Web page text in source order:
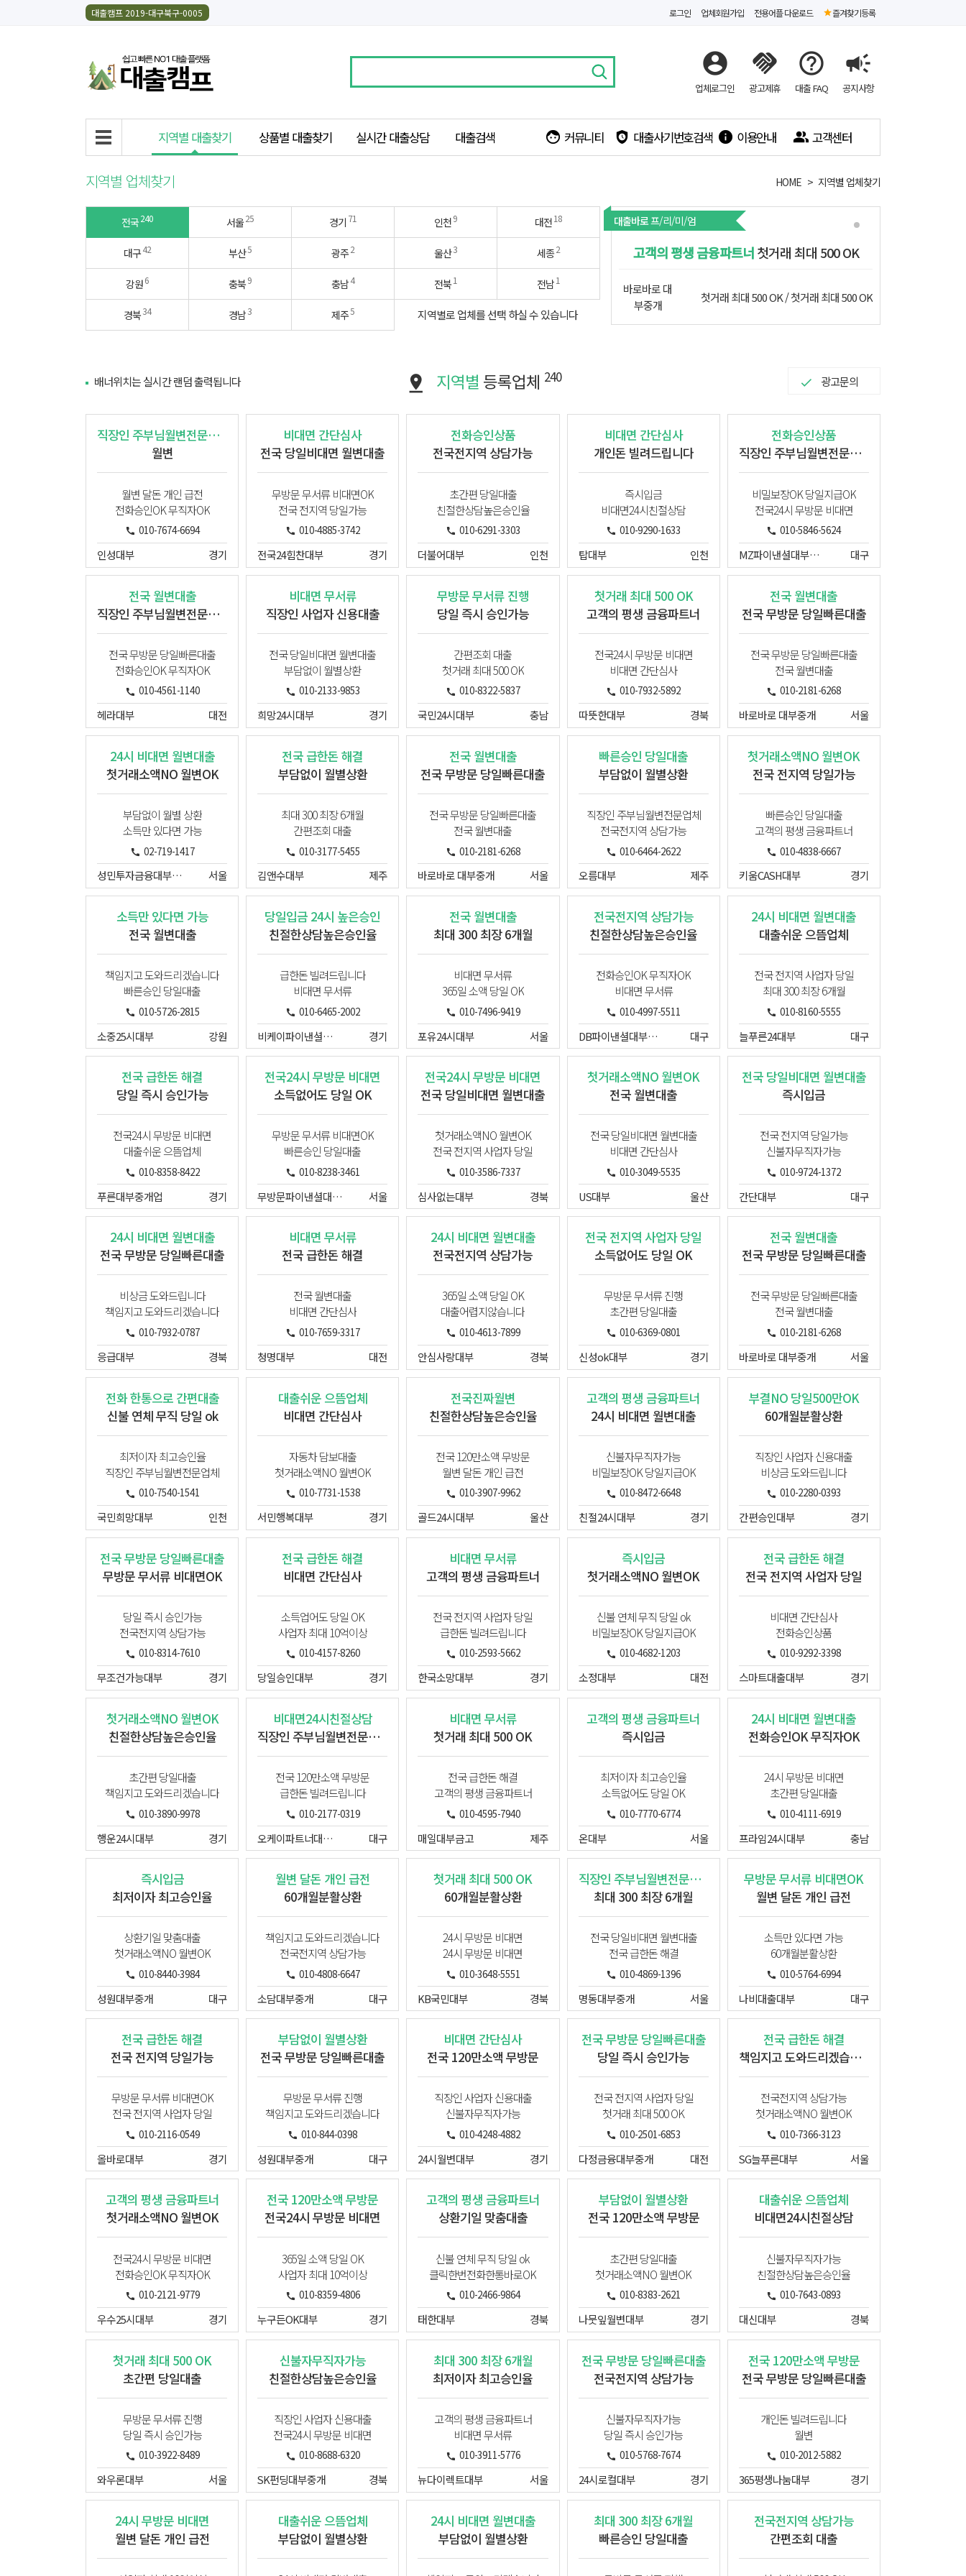
대출캠프 2019-대구북구-0005 로그인 업체회원가입 전용어플 다운로드 즐겨찾기등록
account_circle
업체로그인
handshake
광고제휴
help_outline
대출 FAQ
campaign
공지사항
지역별 대출찾기 상품별 대출찾기 실시간 대출상담 대출검색 face 커뮤니티 safety_check 대출사기번호검색 info 이용안내 people_alt 고객센터
지역별 업체찾기 HOME 지역별 업체찾기
전국240 서울25 경기 71 인천9 대전18
대구42 부산5 광주2 울산3 세종2
강원6 충북9 충남4 전북1 전남1
경북34 경남3 제주5 지역별로 업체를 선택 하실 수 있습니다
대출바로프/리/미/엄
고객의 평생 금융파트너 첫거래 최대 500 OK
바로바로 대
부중개
첫거래 최대 500 OK 첫거래 최대 500 OK
배너위치는 실시간 랜덤 출력됩니다 지역별 등록업체 240 광고문의
직장인 주부님월변전문업체
월변
월변 달돈 개인 급전
전화승인OK 무직자OK
010-7674-6694
인성대부 경기
비대면 간단심사
전국 당일비대면 월변대출
무방문 무서류 비대면OK
전국 전지역 당일가능
010-4885-3742
전국24힘찬대부 경기
전화승인상품
전국전지역 상담가능
초간편 당일대출
친절한상담높은승인율
010-6291-3303
더불어대부 인천
비대면 간단심사
개인돈 빌려드립니다
즉시입금
비대면24시친절상담
010-9290-1633
탑대부 인천
전화승인상품
직장인 주부님월변전문업체
비밀보장OK 당일지급OK
전국24시 무방문 비대면
010-5846-5624
MZ파이낸셜대부중개 대구
전국 월변대출
직장인 주부님월변전문업체
전국 무방문 당일빠른대출
전화승인OK 무직자OK
010-4561-1140
헤라대부 대전
비대면 무서류
직장인 사업자 신용대출
전국 당일비대면 월변대출
부담없이 월별상환
010-2133-9853
희망24시대부 경기
무방문 무서류 진행
당일 즉시 승인가능
간편조회 대출
첫거래 최대 500 OK
010-8322-5837
국민24시대부 충남
첫거래 최대 500 OK
고객의 평생 금융파트너
전국24시 무방문 비대면
비대면 간단심사
010-7932-5892
따뜻한대부 경북
전국 월변대출
전국 무방문 당일빠른대출
전국 무방문 당일빠른대출
전국 월변대출
010-2181-6268
바로바로 대부중개 서울
24시 비대면 월변대출
첫거래소액NO 월변OK
부담없이 월별 상환
소득만 있다면 가능
02-719-1417
성민투자금융대부주식회사 서울
전국 급한돈 해결
부담없이 월별상환
최대 300 최장 6개월
간편조회 대출
010-3177-5455
김앤수대부 제주
전국 월변대출
전국 무방문 당일빠른대출
전국 무방문 당일빠른대출
전국 월변대출
010-2181-6268
바로바로 대부중개 서울
빠른승인 당일대출
부담없이 월별상환
직장인 주부님월변전문업체
전국전지역 상담가능
010-6464-2622
오름대부 제주
첫거래소액NO 월변OK
전국 전지역 당일가능
빠른승인 당일대출
고객의 평생 금융파트너
010-4838-6667
키움CASH대부 경기
소득만 있다면 가능
전국 월변대출
책임지고 도와드리겠습니다
빠른승인 당일대출
010-5726-2815
소중25시대부 강원
당일입금 24시 높은승인
친절한상담높은승인율
급한돈 빌려드립니다
비대면 무서류
010-6465-2002
비케이파이낸셜대부 경기
전국 월변대출
최대 300 최장 6개월
비대면 무서류
365일 소액 당일 OK
010-7496-9419
포유24시대부 서울
전국전지역 상담가능
친절한상담높은승인율
전화승인OK 무직자OK
비대면 무서류
010-4997-5511
DB파이낸셜대부중개업 대구
24시 비대면 월변대출
대출쉬운 으뜸업체
전국 전지역 사업자 당일
최대 300 최장 6개월
010-8160-5555
늘푸른24대부 대구
전국 급한돈 해결
당일 즉시 승인가능
전국24시 무방문 비대면
대출쉬운 으뜸업체
010-8358-8422
푸른대부중개업 경기
전국24시 무방문 비대면
소득없어도 당일 OK
무방문 무서류 비대면OK
빠른승인 당일대출
010-8238-3461
무방문파이낸셜대부중개 서울
전국24시 무방문 비대면
전국 당일비대면 월변대출
첫거래소액NO 월변OK
전국 전지역 사업자 당일
010-3586-7337
심사없는대부 경북
첫거래소액NO 월변OK
전국 월변대출
전국 당일비대면 월변대출
비대면 간단심사
010-3049-5535
US대부 울산
전국 당일비대면 월변대출
즉시입금
전국 전지역 당일가능
신불자무직자가능
010-9724-1372
간단대부 대구
24시 비대면 월변대출
전국 무방문 당일빠른대출
비상금 도와드립니다
책임지고 도와드리겠습니다
010-7932-0787
응급대부 경북
비대면 무서류
전국 급한돈 해결
전국 월변대출
비대면 간단심사
010-7659-3317
청명대부 대전
24시 비대면 월변대출
전국전지역 상담가능
365일 소액 당일 OK
대출어렵지않습니다
010-4613-7899
안심사랑대부 경북
전국 전지역 사업자 당일
소득없어도 당일 OK
무방문 무서류 진행
초간편 당일대출
010-6369-0801
신성ok대부 경기
전국 월변대출
전국 무방문 당일빠른대출
전국 무방문 당일빠른대출
전국 월변대출
010-2181-6268
바로바로 대부중개 서울
전화 한통으로 간편대출
신불 연체 무직 당일 ok
최저이자 최고승인율
직장인 주부님월변전문업체
010-7540-1541
국민희망대부 인천
대출쉬운 으뜸업체
비대면 간단심사
자동차 담보대출
첫거래소액NO 월변OK
010-7731-1538
서민행복대부 경기
전국진짜월변
친절한상담높은승인율
전국 120만소액 무방문
월변 달돈 개인 급전
010-3907-9962
골드24시대부 울산
고객의 평생 금융파트너
24시 비대면 월변대출
신불자무직자가능
비밀보장OK 당일지급OK
010-8472-6648
친절24시대부 경기
부결NO 당일500만OK
60개월분활상환
직장인 사업자 신용대출
비상금 도와드립니다
010-2280-0393
간편승인대부 경기
전국 무방문 당일빠른대출
무방문 무서류 비대면OK
당일 즉시 승인가능
전국전지역 상담가능
010-8314-7610
무조건가능대부 경기
전국 급한돈 해결
비대면 간단심사
소득업어도 당일 OK
사업자 최대 10억이상
010-4157-8260
당일승인대부 경기
비대면 무서류
고객의 평생 금융파트너
전국 전지역 사업자 당일
급한돈 빌려드립니다
010-2593-5662
한국소망대부 경기
즉시입금
첫거래소액NO 월변OK
신불 연체 무직 당일 ok
비밀보장OK 당일지급OK
010-4682-1203
소정대부 대전
전국 급한돈 해결
전국 전지역 사업자 당일
비대면 간단심사
전화승인상품
010-9292-3398
스마트대출대부 경기
첫거래소액NO 월변OK
친절한상담높은승인율
초간편 당일대출
책임지고 도와드리겠습니다
010-3890-9978
행운24시대부 경기
비대면24시친절상담
직장인 주부님월변전문업체
전국 120만소액 무방문
급한돈 빌려드립니다
010-2177-0319
오케이파트너대부중개 대구
비대면 무서류
첫거래 최대 500 OK
전국 급한돈 해결
고객의 평생 금융파트너
010-4595-7940
매일대부금고 제주
고객의 평생 금융파트너
즉시입금
최저이자 최고승인율
소득없어도 당일 OK
010-7770-6774
온대부 서울
24시 비대면 월변대출
전화승인OK 무직자OK
24시 무방문 비대면
초간편 당일대출
010-4111-6919
프라임24시대부 충남
즉시입금
최저이자 최고승인율
상환기일 맞춤대출
첫거래소액NO 월변OK
010-8440-3984
성원대부중개 대구
월변 달돈 개인 급전
60개월분활상환
책임지고 도와드리겠습니다
전국전지역 상담가능
010-4808-6647
소담대부중개 대구
첫거래 최대 500 OK
60개월분활상환
24시 무방문 비대면
24시 무방문 비대면
010-3648-5551
KB국민대부 경북
직장인 주부님월변전문업체
최대 300 최장 6개월
전국 당일비대면 월변대출
전국 급한돈 해결
010-4869-1396
명동대부중개 서울
무방문 무서류 비대면OK
월변 달돈 개인 급전
소득만 있다면 가능
60개월분활상환
010-5764-6994
나비대출대부 대구
전국 급한돈 해결
전국 전지역 당일가능
무방문 무서류 비대면OK
전국 전지역 사업자 당일
010-2116-0549
올바로대부 경기
부담없이 월별상환
전국 무방문 당일빠른대출
무방문 무서류 진행
책임지고 도와드리겠습니다
010-844-0398
성원대부중개 대구
비대면 간단심사
전국 120만소액 무방문
직장인 사업자 신용대출
신불자무직자가능
010-4248-4882
24시월변대부 경기
전국 무방문 당일빠른대출
당일 즉시 승인가능
전국 전지역 사업자 당일
첫거래 최대 500 OK
010-2501-6853
다정금융대부중개 대전
전국 급한돈 해결
책임지고 도와드리겠습니다
전국전지역 상담가능
첫거래소액NO 월변OK
010-7366-3123
SG늘푸른대부 서울
고객의 평생 금융파트너
첫거래소액NO 월변OK
전국24시 무방문 비대면
전화승인OK 무직자OK
010-2121-9779
우수25시대부 경기
전국 120만소액 무방문
전국24시 무방문 비대면
365일 소액 당일 OK
사업자 최대 10억이상
010-8359-4806
누구든OK대부 경기
고객의 평생 금융파트너
상환기일 맞춤대출
신불 연체 무직 당일 ok
클릭한번전화한통바로OK
010-2466-9864
태한대부 경북
부담없이 월별상환
전국 120만소액 무방문
초간편 당일대출
첫거래소액NO 월변OK
010-8383-2621
나뭇잎월변대부 경기
대출쉬운 으뜸업체
비대면24시친절상담
신불자무직자가능
친절한상담높은승인율
010-7643-0893
대신대부 경북
첫거래 최대 500 OK
초간편 당일대출
무방문 무서류 진행
당일 즉시 승인가능
010-3922-8489
와우론대부 서울
신불자무직자가능
친절한상담높은승인율
직장인 사업자 신용대출
전국24시 무방문 비대면
010-8688-6320
SK펀딩대부중개 경북
최대 300 최장 6개월
최저이자 최고승인율
고객의 평생 금융파트너
비대면 무서류
010-3911-5776
뉴다이렉트대부 서울
전국 무방문 당일빠른대출
전국전지역 상담가능
신불자무직자가능
당일 즉시 승인가능
010-5768-7674
24시로컬대부 경기
전국 120만소액 무방문
전국 무방문 당일빠른대출
개인돈 빌려드립니다
월변
010-2012-5882
365평생나눔대부 경기
24시 무방문 비대면
월변 달돈 개인 급전
대출쉬운 으뜸업체
부담없이 월별상환
24시 비대면 월변대출
부담없이 월별상환
최대 300 최장 6개월
빠른승인 당일대출
전국전지역 상담가능
간편조회 대출